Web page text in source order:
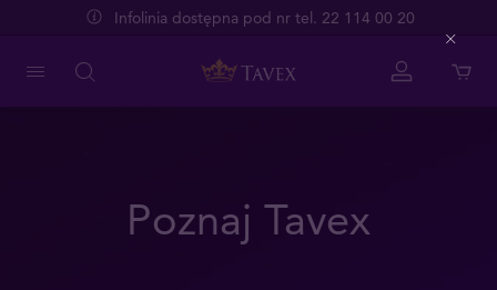
Infolinia dostępna pod nr tel. 22 114 00 20
Poznaj Tavex
Close